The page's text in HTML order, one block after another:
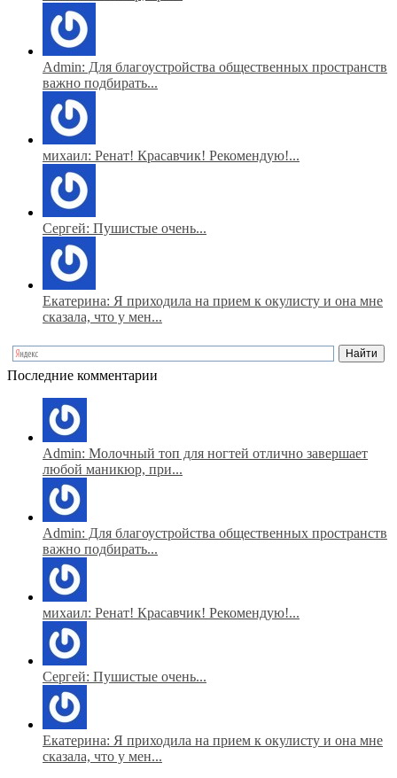
Admin: Для благоустройства общественных пространств
важно подбирать...
михаил: Ренат! Красавчик! Рекомендую!...
Сергей: Пушистые очень...
Екатерина: Я приходила на прием к окулисту и она мне
сказала, что у мен...
Последние комментарии
Admin: Молочный топ для ногтей отлично завершает
любой маникюр, при...
Admin: Для благоустройства общественных пространств
важно подбирать...
михаил: Ренат! Красавчик! Рекомендую!...
Сергей: Пушистые очень...
Екатерина: Я приходила на прием к окулисту и она мне
сказала, что у мен...